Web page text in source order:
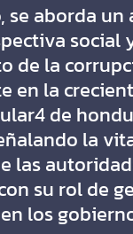
se aborda un
social
de la
en la
de
la
las
su rol de
los